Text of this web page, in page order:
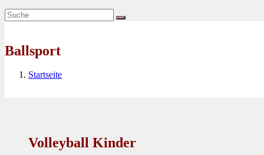
Ballsport
Startseite
Volleyball Kinder